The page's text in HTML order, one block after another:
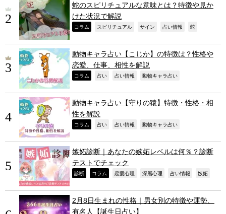
蛇のスピリチュアルな意味とは？特徴や見か
けた状況で解説
コラム スピリチュアル サイン 占い情報 蛇
動物キャラ占い【こじか】の特徴は？性格や
恋愛、仕事、相性を解説
コラム 占い 占い情報 動物キャラ占い
動物キャラ占い【守りの猿】特徴・性格・相
性を解説
コラム 占い 占い情報 動物キャラ占い
嫉妬診断｜あなたの嫉妬レベルは何％？診断
テストでチェック
診断 コラム 恋愛心理 深層心理 占い情報 嫉妬
2月8日生まれの性格｜男女別の特徴や運勢、
有名人【誕生日占い】